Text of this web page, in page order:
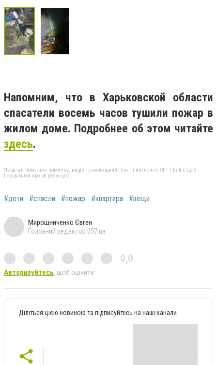
Напомним, что в Харьковской области
спасатели восемь часов тушили пожар в
жилом доме. Подробнее об этом читайте
здесь.
Якщо ви помітили помилку, виділіть необхідний текст і натисніть Ctrl + Enter, щоб
повідомити про це редакцію
#дети #спасли #пожар #квартира #вещи
Мирошниченко Євген
Головний редактор 057.ua
0,0
Авторизуйтесь, щоб оцінити
Діліться цією новиною та підписуйтесь на наші канали